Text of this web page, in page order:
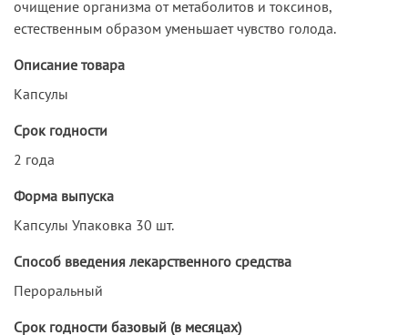
очищение организма от метаболитов и токсинов,
естественным образом уменьшает чувство голода.
Описание товара
Капсулы
Срок годности
2 года
Форма выпуска
Капсулы Упаковка 30 шт.
Способ введения лекарственного средства
Пероральный
Срок годности базовый (в месяцах)